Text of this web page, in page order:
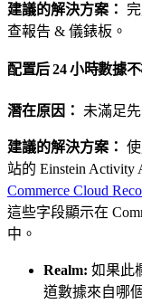
建議的解決方案：
查報告 & 儀錶板。
配置后 24 小時數據
潛在原因： 未滿足
建議的解決方案：
站的 Einstein
Commerce Cloud
這些字段顯示在
中。
Realm: 如果此
道數據來自哪